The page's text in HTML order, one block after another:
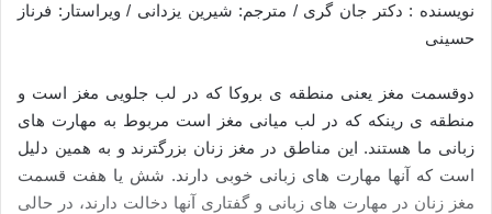
نویسنده : دکتر جان گری / مترجم: شیرین یزدانی / ویراستار: فرناز
حسینی
دوقسمت مغز یعنی منطقه ی بروکا که در لب جلویی مغز است و
منطقه ی رینکه که در لب میانی مغز است مربوط به مهارت های
زبانی ما هستند. این مناطق در مغز زنان بزرگترند و به همین دلیل
است که آنها مهارت های زبانی خوبی دارند. شش یا هفت قسمت
مغز زنان در مهارت های زبانی و گفتاری آنها دخالت دارند، در حالی